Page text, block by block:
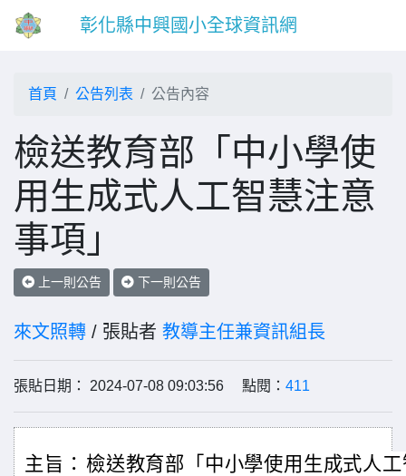
彰化縣中興國小全球資訊網
首頁 公告列表 公告內容
檢送教育部「中小學使
用生成式人工智慧注意
事項」
上一則公告 下一則公告
來文照轉 / 張貼者 教導主任兼資訊組長
張貼日期： 2024-07-08 09:03:56 點閱： 411
主旨： 檢送教育部「中小學使用生成式人